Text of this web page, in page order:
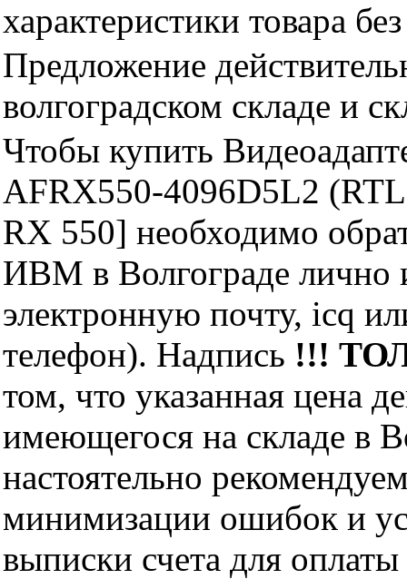
характеристики товара
Предложение
волгоградском складе и
Чтобы купить
AFRX550-4096D5L2
RX 550] необходимо
ИВМ в Волгограде лично
электронную почту, icq
телефон). Надпись !!!
том, что указанная цена
имеющегося на складе в
настоятельно
минимизации ошибок и
выписки счета для